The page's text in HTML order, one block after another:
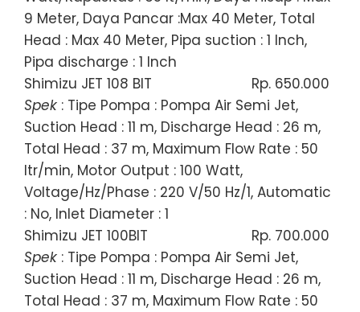
9 Meter, Daya Pancar :Max 40 Meter, Total
Head : Max 40 Meter, Pipa suction : 1 Inch,
Pipa discharge : 1 Inch
Shimizu JET 108 BIT
Rp. 650.000
Spek : Tipe Pompa : Pompa Air Semi Jet,
Suction Head : 11 m, Discharge Head : 26 m,
Total Head : 37 m, Maximum Flow Rate : 50
ltr/min, Motor Output : 100 Watt,
Voltage/Hz/Phase : 220 V/50 Hz/1, Automatic
: No, Inlet Diameter : 1
Shimizu JET 100BIT
Rp. 700.000
Spek : Tipe Pompa : Pompa Air Semi Jet,
Suction Head : 11 m, Discharge Head : 26 m,
Total Head : 37 m, Maximum Flow Rate : 50